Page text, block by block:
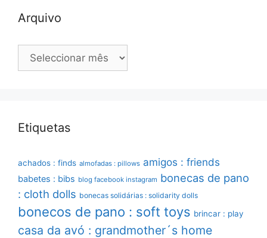
Arquivo
Arquivo
Etiquetas
achados : finds almofadas : pillows amigos : friends
babetes : bibs blog facebook instagram bonecas de pano
: cloth dolls bonecas solidárias : solidarity dolls
bonecos de pano : soft toys brincar : play
casa da avó : grandmother´s home